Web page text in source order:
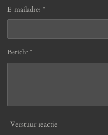
E-mailadres *
Bericht *
Verstuur reactie